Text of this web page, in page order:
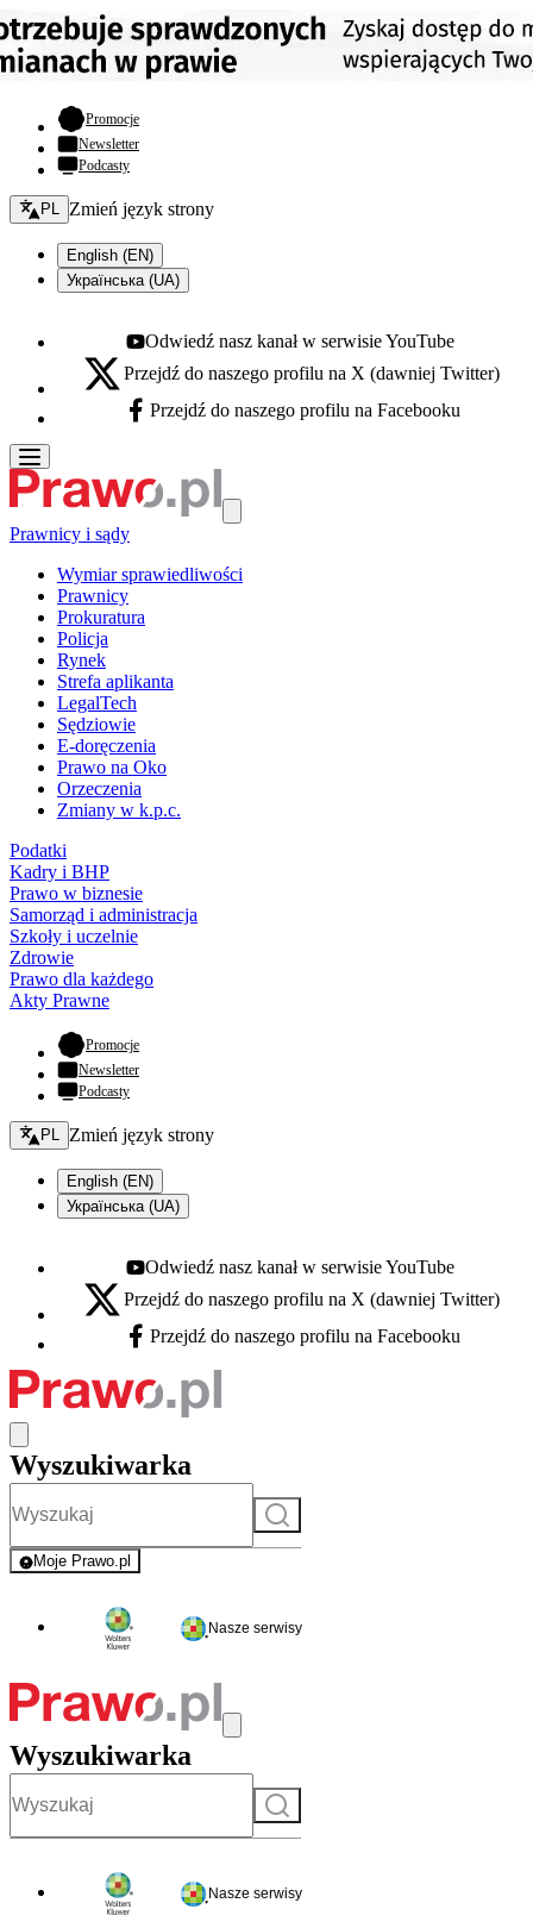
Promocje- otwiera się w nowej karcie
Newsletter
Podcasty
Zmień język - bieżący:
PL Zmień język strony
English (EN)
Українська (UA)
Youtube - otwiera się w nowej karcie
Odwiedź nasz kanał w serwisie YouTube
X - otwiera się w nowej karcie
Przejdź do naszego profilu na X (dawniej Twitter)
Facebook - otwiera się w nowej karcie
Przejdź do naszego profilu na Facebooku
Prawnicy i sądy
Wymiar sprawiedliwości
Prawnicy
Prokuratura
Policja
Rynek
Strefa aplikanta
LegalTech
Sędziowie
E-doręczenia
Prawo na Oko
Orzeczenia
Zmiany w k.p.c.
Podatki
Kadry i BHP
Prawo w biznesie
Samorząd i administracja
Szkoły i uczelnie
Zdrowie
Prawo dla każdego
Akty Prawne
Promocje- otwiera się w nowej karcie
Newsletter
Podcasty
Zmień język - bieżący:
PL Zmień język strony
English (EN)
Українська (UA)
Youtube - otwiera się w nowej karcie
Odwiedź nasz kanał w serwisie YouTube
X - otwiera się w nowej karcie
Przejdź do naszego profilu na X (dawniej Twitter)
Facebook - otwiera się w nowej karcie
Przejdź do naszego profilu na Facebooku
Wyszukiwarka
Szukaj
Moje Prawo.pl
- rejestracja i logowanie do serwisu
Nasze serwisy
Wyszukiwarka
Szukaj
Nasze serwisy